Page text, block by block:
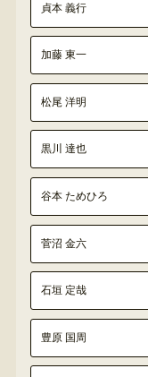
貞本 義行
加藤 東一
松尾 洋明
黒川 達也
谷本 ためひろ
菅沼 金六
石垣 定哉
豊原 国周